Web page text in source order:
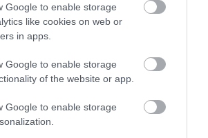
Google to enable storage
like cookies on web or
in apps.
Google to enable storage
of the website or app.
Google to enable storage
νερό σε αυτή
Εύβοιας
οχημάτων
ΕΙΔΗΣΕΙΣ ΕΥΒΟΙΑ